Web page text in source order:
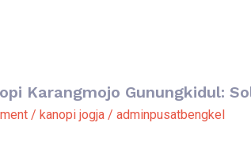
Karangmojo Gunungkidul:
/ kanopi jogja/ adminpusatbengkel